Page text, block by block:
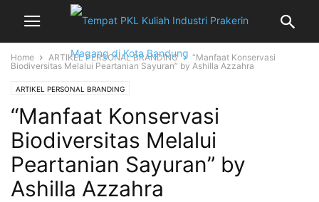
Home ARTIKEL PERSONAL BRANDING
“Manfaat Konservasi
Biodiversitas Melalui Peartanian Sayuran” by Ashilla Azzahra
ARTIKEL PERSONAL BRANDING
“Manfaat Konservasi
Biodiversitas Melalui
Peartanian Sayuran” by
Ashilla Azzahra